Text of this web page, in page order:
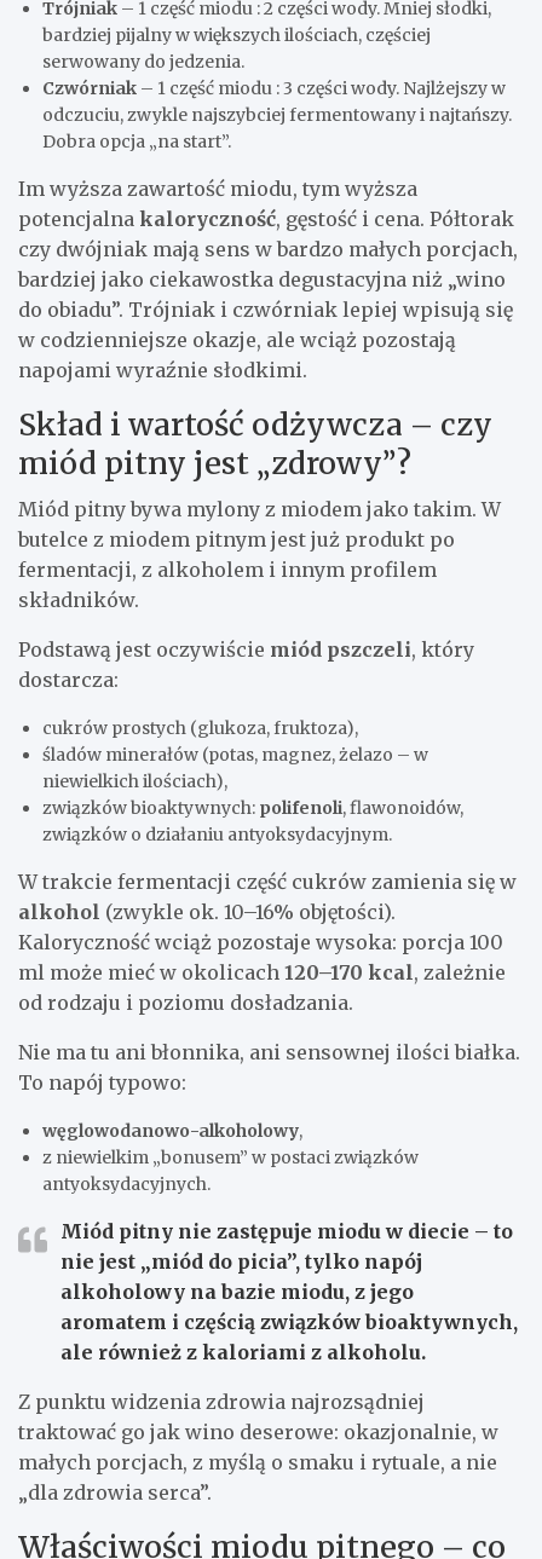
Trójniak – 1 część miodu : 2 części wody. Mniej słodki,
bardziej pijalny w większych ilościach, częściej
serwowany do jedzenia.
Czwórniak – 1 część miodu : 3 części wody. Najlżejszy w
odczuciu, zwykle najszybciej fermentowany i najtańszy.
Dobra opcja „na start”.
Im wyższa zawartość miodu, tym wyższa
potencjalna kaloryczność, gęstość i cena. Półtorak
czy dwójniak mają sens w bardzo małych porcjach,
bardziej jako ciekawostka degustacyjna niż „wino
do obiadu”. Trójniak i czwórniak lepiej wpisują się
w codzienniejsze okazje, ale wciąż pozostają
napojami wyraźnie słodkimi.
Skład i wartość odżywcza – czy
miód pitny jest „zdrowy”?
Miód pitny bywa mylony z miodem jako takim. W
butelce z miodem pitnym jest już produkt po
fermentacji, z alkoholem i innym profilem
składników.
Podstawą jest oczywiście miód pszczeli, który
dostarcza:
cukrów prostych (glukoza, fruktoza),
śladów minerałów (potas, magnez, żelazo – w
niewielkich ilościach),
związków bioaktywnych: polifenoli, flawonoidów,
związków o działaniu antyoksydacyjnym.
W trakcie fermentacji część cukrów zamienia się w
alkohol (zwykle ok. 10–16% objętości).
Kaloryczność wciąż pozostaje wysoka: porcja 100
ml może mieć w okolicach 120–170 kcal, zależnie
od rodzaju i poziomu dosładzania.
Nie ma tu ani błonnika, ani sensownej ilości białka.
To napój typowo:
węglowodanowo-alkoholowy,
z niewielkim „bonusem” w postaci związków
antyoksydacyjnych.
Miód pitny nie zastępuje miodu w diecie – to
nie jest „miód do picia”, tylko napój
alkoholowy na bazie miodu, z jego
aromatem i częścią związków bioaktywnych,
ale również z kaloriami z alkoholu.
Z punktu widzenia zdrowia najrozsądniej
traktować go jak wino deserowe: okazjonalnie, w
małych porcjach, z myślą o smaku i rytuale, a nie
„dla zdrowia serca”.
Właściwości miodu pitnego – co